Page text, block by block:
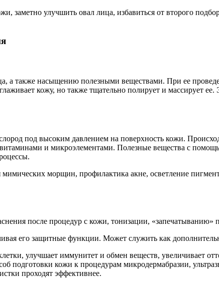
заметно улучшить овал лица, избавиться от второго
а также насыщению полезными веществами. При ее
кожу, но также тщательно полирует и массирует
под высоким давлением на поверхность кожи.
и микроэлементами. Полезные вещества с
морщин, профилактика акне, осветление
после процедур с кожи, тонизации, «запечатыванию»
его защитные функции. Может служить как
улучшает иммунитет и обмен веществ, увеличивает
подготовки кожи к процедурам микродермабразии,
проходят эффективнее.